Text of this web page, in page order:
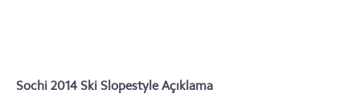
Sochi 2014 Ski Slopestyle Açıklama